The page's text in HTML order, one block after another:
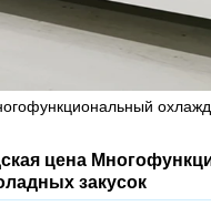
цена
закусок